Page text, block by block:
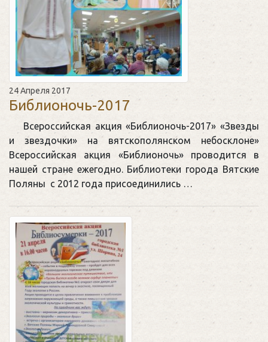
24 Апреля 2017
Библионочь-2017
Всероссийская акция «Библионочь-2017» «Звезды
и звездочки» на вятскополянском небосклоне»
Всероссийская акция «Библионочь» проводится в
нашей стране ежегодно. Библиотеки города Вятские
Поляны с 2012 года присоединились …